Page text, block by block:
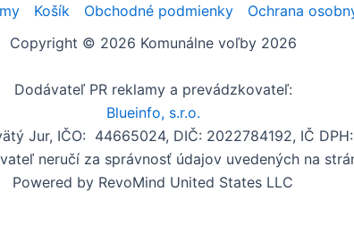
Košík Obchodné podmienky
Ochrana
Copyright © 2026 Komunálne voľby 2026
Dodávateľ PR reklamy a prevádzkovateľ:
Blueinfo, s.r.o.
Jur, IČO: 44665024, DIČ: 2022784192, IČ
neručí za správnosť údajov uvedených na
Powered by RevoMind United States LLC